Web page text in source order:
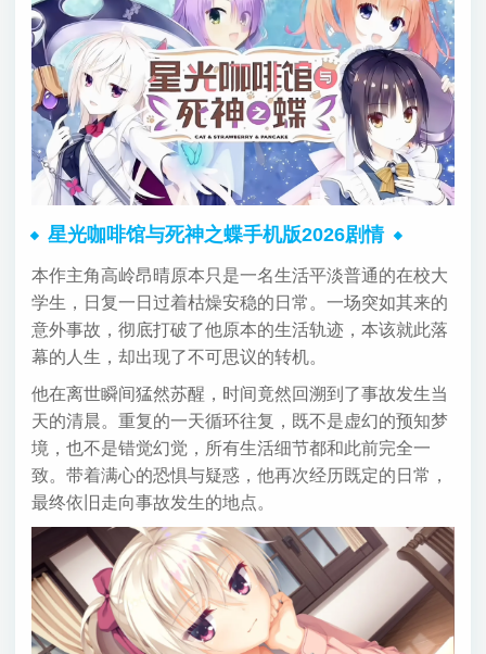
星光咖啡馆与死神之蝶手机版2026剧情
本作主角高岭昂晴原本只是一名生活平淡普通的在校大
学生，日复一日过着枯燥安稳的日常。一场突如其来的
意外事故，彻底打破了他原本的生活轨迹，本该就此落
幕的人生，却出现了不可思议的转机。
他在离世瞬间猛然苏醒，时间竟然回溯到了事故发生当
天的清晨。重复的一天循环往复，既不是虚幻的预知梦
境，也不是错觉幻觉，所有生活细节都和此前完全一
致。带着满心的恐惧与疑惑，他再次经历既定的日常，
最终依旧走向事故发生的地点。